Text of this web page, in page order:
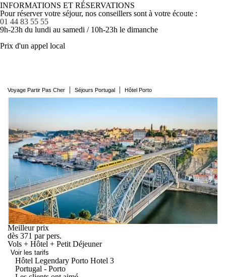
INFORMATIONS ET RÉSERVATIONS
Pour réserver votre séjour, nos conseillers sont à votre écoute :
01 44 83 55 55
9h-23h du lundi au samedi / 10h-23h le dimanche
Prix d'un appel local
Voyage Partir Pas Cher | Séjours Portugal | Hôtel Porto
Meilleur prix
dès 371 par pers.
Vols + Hôtel + Petit Déjeuner
Voir les tarifs
Hôtel Legendary Porto Hotel 3
Portugal - Porto